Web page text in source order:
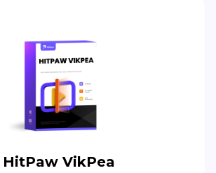
HitPaw VikPea